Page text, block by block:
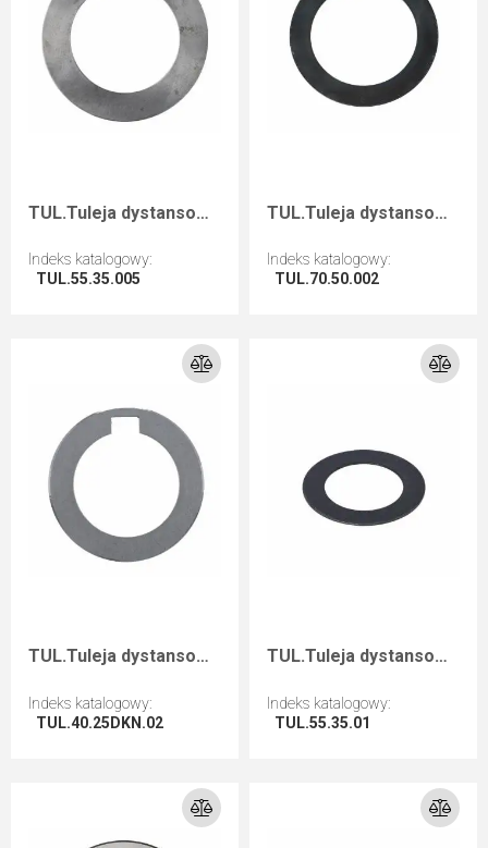
TUL.Tuleja dystansowa D=55 F=35 I=0,5
Indeks katalogowy:
TUL.55.35.005
TUL.Tuleja dystansowa D=70 F=50 I=0,2
Indeks katalogowy:
TUL.70.50.002
TUL.Tuleja dystansowa D=40 F=25+2CH I=2
Indeks katalogowy:
TUL.40.25DKN.02
TUL.Tuleja dystansowa D=55 F=35 I=1
Indeks katalogowy:
TUL.55.35.01